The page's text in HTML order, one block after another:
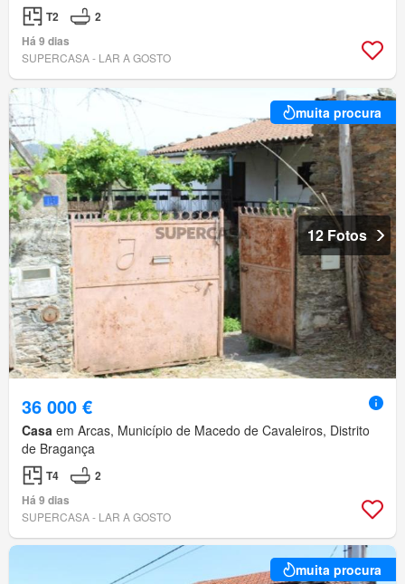
T2
2
Há 9 dias
SUPERCASA - LAR A GOSTO
muita procura
12 Fotos
36 000 €
Casa em Arcas, Município de Macedo de Cavaleiros, Distrito
de Bragança
T4
2
Há 9 dias
SUPERCASA - LAR A GOSTO
muita procura